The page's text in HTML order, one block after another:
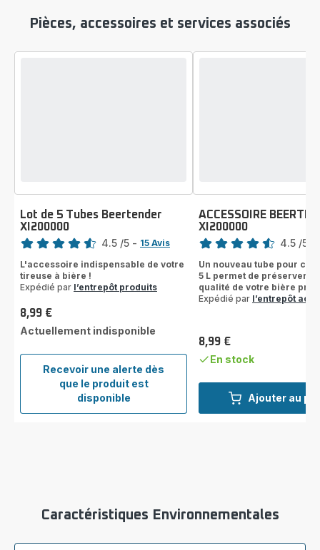
Pièces, accessoires et services associés
Recevoir une alerte dès
que le produit est
disponible
Lot
de
5
Lot de 5 Tubes Beertender
XI200000
Note
4.5 /5 - 15 Avis
L'accessoire indispensable de votre
tireuse à bière !
Expédié par l’entrepôt produits
Prix
8,99 €
Actuellement indisponible
Ajouter au
ACCESSOIRE
XI200000
Note
4.5 /5
Un nouveau tube pour
5 L permet de préserver le
qualité de votre bière
Expédié par l’entrepôt
Prix
8,99 €
En stock
Caractéristiques Environnementales